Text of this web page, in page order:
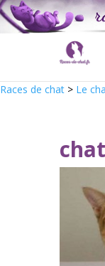
Races de chat > Le